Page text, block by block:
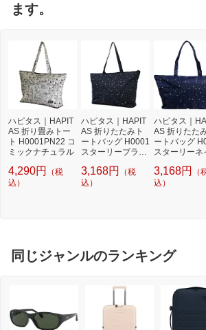
ます。
ハピタス｜HAPIT
AS 折り畳みトー
ト H0001PN22 コ
ミックナチュラル
4,290円
（税
込）
ハピタス｜HAPIT
AS 折りたたみト
ートバッグ H0001
スターリーブラッ
3,168円
（税
込）
ハピタス｜
AS 折りたた
ートバッグ
スターリーネ
3,168円
（
込）
同じジャンルのランキング